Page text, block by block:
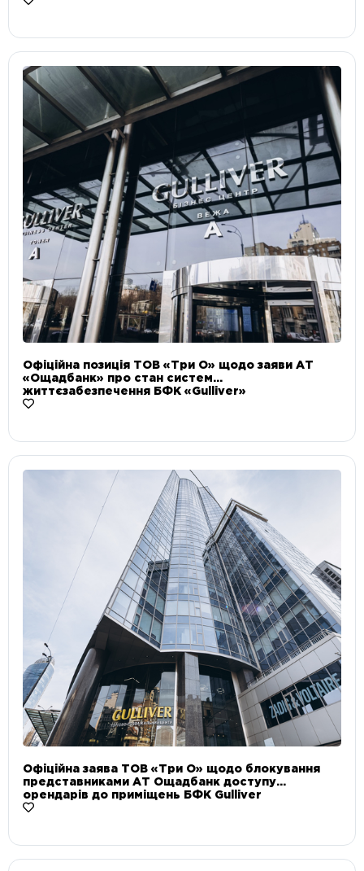
Офіційна позиція ТОВ «Три О» щодо заяви АТ
«Ощадбанк» про стан систем
життєзабезпечення БФК «Gulliver»
Офіційна заява ТОВ «Три О» щодо блокування
представниками АТ Ощадбанк доступу
орендарів до приміщень БФК Gulliver